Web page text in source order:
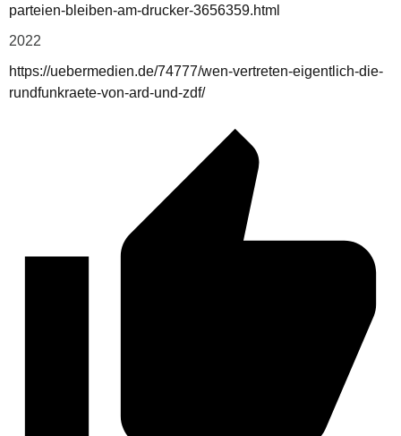
parteien-bleiben-am-drucker-3656359.html
2022
https://uebermedien.de/74777/wen-vertreten-eigentlich-die-
rundfunkraete-von-ard-und-zdf/